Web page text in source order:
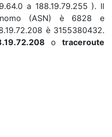
a 188.19.79.255 ). Il
(ASN) è 6828 e
è 3155380432.
otraceroute